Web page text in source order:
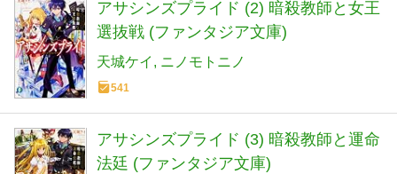
アサシンズプライド (2) 暗殺教師と女王
選抜戦 (ファンタジア文庫)
天城ケイ ニノモトニノ
541
アサシンズプライド (3) 暗殺教師と運命
法廷 (ファンタジア文庫)